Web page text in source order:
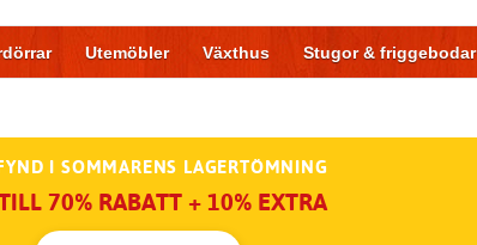
Utemöbler Växthus Stugor & friggebodar
I SOMMARENS LAGERTÖMNING
70% RABATT + 10% EXTRA